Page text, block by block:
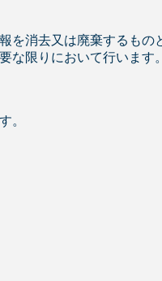
を消去又は廃棄するもの
な限りにおいて行います。
。